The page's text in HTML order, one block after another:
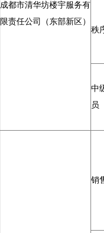
成都市清华坊楼宇服务有
限责任公司（东部新区）
秩
中
员
销